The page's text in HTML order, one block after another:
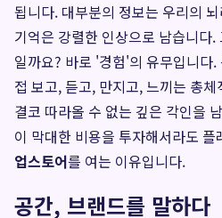
됩니다. 대부분의 정보는 우리의
기억은 강렬한 인상으로 남습니다
일까요? 바로 '경험'의 유무입니다
접 보고, 듣고, 만지고, 느끼는 총
결코 따라올 수 없는 깊은 각인을
이 막대한 비용을 투자해서라도 플
업스토어를 여는 이유입니다.
공간, 브랜드를 말하다